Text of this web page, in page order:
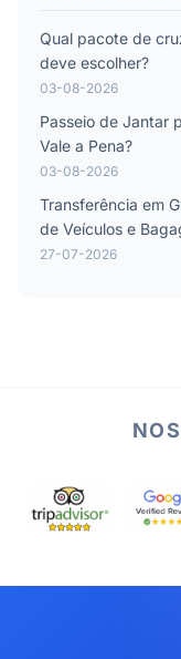
Qual pacote de
deve escolher?
03-08-2026
Passeio de Jantar
Vale a Pena?
03-08-2026
Transferência em
de Veículos e
27-07-2026